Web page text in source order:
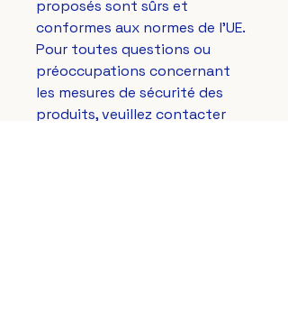
proposés sont sûrs et
conformes aux normes de l'UE.
Pour toutes questions ou
préoccupations concernant
les mesures de sécurité des
produits, veuillez contacter